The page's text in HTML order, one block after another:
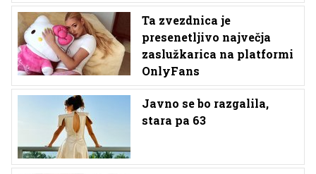
Ta zvezdnica je
presenetljivo največja
zaslužkarica na platformi
OnlyFans
Javno se bo razgalila,
stara pa 63